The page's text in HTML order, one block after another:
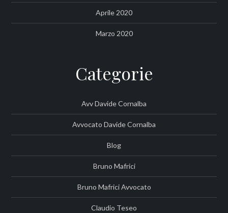
Aprile 2020
Marzo 2020
Categorie
Avv Davide Cornalba
Avvocato Davide Cornalba
Blog
Bruno Mafrici
Bruno Mafrici Avvocato
Claudio Teseo